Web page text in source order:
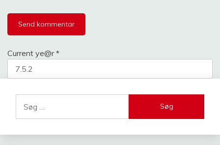
Current ye@r*
efter: